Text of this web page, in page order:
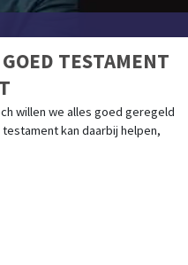
TESTAMENT
willen we alles goed geregeld
kan daarbij helpen,